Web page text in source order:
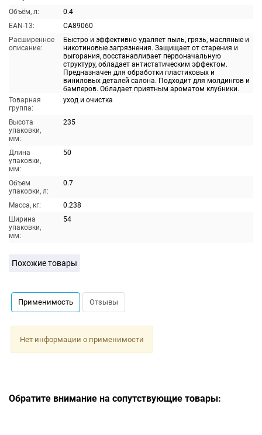
Объём, л:
0.4
EAN-13:
CA89060
Расширенное
описание:
Быстро и эффективно удаляет пыль, грязь, масляные и
никотиновые загрязнения. Защищает от старения и
выгорания, восстанавливает первоначальную
структуру, обладает антистатическим эффектом.
Предназначен для обработки пластиковых и
виниловых деталей салона. Подходит для молдингов и
бамперов. Обладает приятным ароматом клубники.
Товарная
группа:
уход и очистка
Высота
упаковки,
мм:
235
Длина
упаковки,
мм:
50
Объем
упаковки, л:
0.7
Масса, кг:
0.238
Ширина
упаковки,
мм:
54
Похожие товары
Применимость Отзывы
Нет информации о применимости
Обратите внимание на сопутствующие товары: